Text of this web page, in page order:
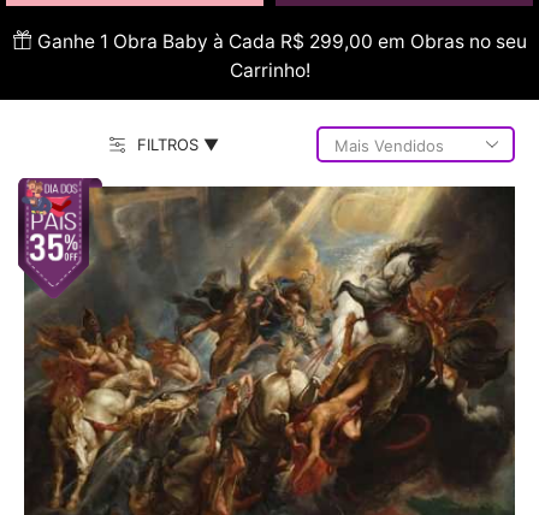
Ganhe 1 Obra Baby à Cada R$ 299,00 em Obras no seu
Carrinho!
FILTROS ▼